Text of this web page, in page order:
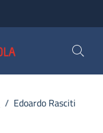
/ Edoardo Rasciti